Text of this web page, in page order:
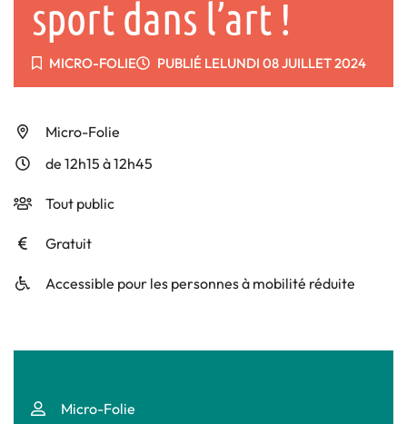
sport dans l’art !
MICRO-FOLIE PUBLIÉ LELUNDI 08 JUILLET 2024
Infos utiles
Micro-Folie
de 12h15 à 12h45
Tout public
Gratuit
Accessible pour les personnes à mobilité réduite
Micro-Folie